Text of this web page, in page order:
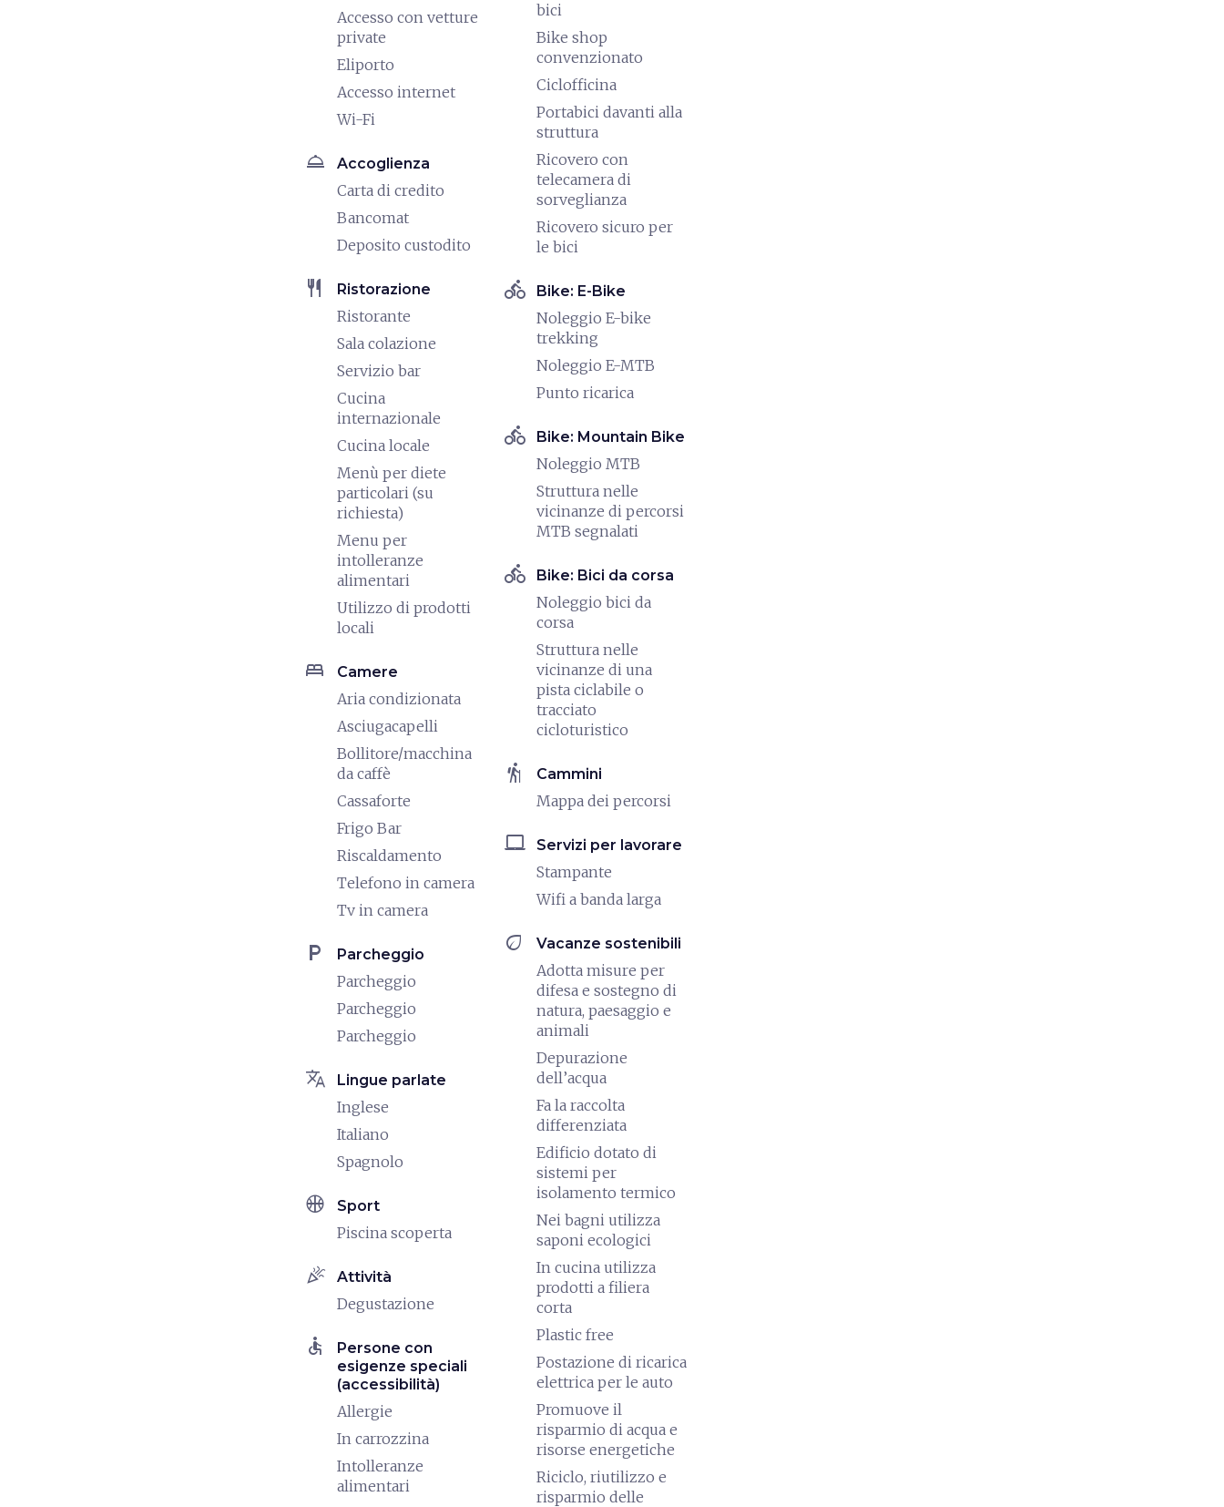
Accesso con vetture
private
Eliporto
Accesso internet
Wi-Fi
room_service Accoglienza
Carta di credito
Bancomat
Deposito custodito
restaurant Ristorazione
Ristorante
Sala colazione
Servizio bar
Cucina
internazionale
Cucina locale
Menù per diete
particolari (su
richiesta)
Menu per
intolleranze
alimentari
Utilizzo di prodotti
locali
bed Camere
Aria condizionata
Asciugacapelli
Bollitore/macchina
da caffè
Cassaforte
Frigo Bar
Riscaldamento
Telefono in camera
Tv in camera
local_parking Parcheggio
Parcheggio
Parcheggio
Parcheggio
translate Lingue parlate
Inglese
Italiano
Spagnolo
sports_basketball Sport
Piscina scoperta
celebration Attività
Degustazione
accessible
Persone con
esigenze speciali
(accessibilità)
Allergie
In carrozzina
Intolleranze
alimentari
bici
Bike shop
convenzionato
Ciclofficina
Portabici davanti alla
struttura
Ricovero con
telecamera di
sorveglianza
Ricovero sicuro per
le bici
directions_bike Bike: E-Bike
Noleggio E-bike
trekking
Noleggio E-MTB
Punto ricarica
directions_bike Bike: Mountain Bike
Noleggio MTB
Struttura nelle
vicinanze di percorsi
MTB segnalati
directions_bike Bike: Bici da corsa
Noleggio bici da
corsa
Struttura nelle
vicinanze di una
pista ciclabile o
tracciato
cicloturistico
hiking Cammini
Mappa dei percorsi
laptop_mac Servizi per lavorare
Stampante
Wifi a banda larga
eco Vacanze sostenibili
Adotta misure per
difesa e sostegno di
natura, paesaggio e
animali
Depurazione
dell’acqua
Fa la raccolta
differenziata
Edificio dotato di
sistemi per
isolamento termico
Nei bagni utilizza
saponi ecologici
In cucina utilizza
prodotti a filiera
corta
Plastic free
Postazione di ricarica
elettrica per le auto
Promuove il
risparmio di acqua e
risorse energetiche
Riciclo, riutilizzo e
risparmio delle